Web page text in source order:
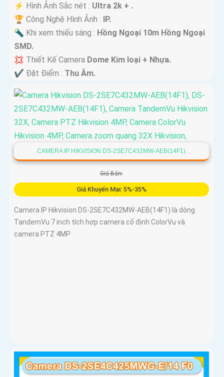
️⚡ Hình Ảnh Sắc nét : Ultra 2k + .
🏆 Công Nghệ Hình Ảnh : IP.
🔦 Khi xem thiếu sáng : Hồng Ngoại 10m Hồng Ngoại
SMD.
💢 Thiết Kế Camera Dome Kim loại + Nhựa.
️✔️ Đặt Điểm : Thu Âm.
CAMERA IP HIKVISION DS-2SE7C432MW-AEB(14F1)
Giá Bán:
Giá Khuyến Mại: 5%-35%
Camera IP Hikvision DS-2SE7C432MW-AEB(14F1) là dòng
TandemVu 7 inch tích hợp camera cố định ColorVu và
camera PTZ 4MP